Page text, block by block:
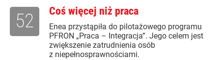
Coś więcej niż praca
Enea przystąpiła do pilotażowego programu
PFRON „Praca – Integracja”. Jego celem jest
zwiększenie zatrudnienia osób
z niepełnosprawnościami.
52